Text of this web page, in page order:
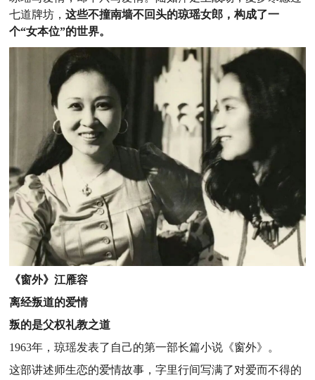
七道牌坊，这些不撞南墙不回头的琼瑶女郎，构成了一
个“女本位”的世界。
《窗外》江雁容
离经叛道的爱情
叛的是父权礼教之道
1963年，琼瑶发表了自己的第一部长篇小说《窗外》。
这部讲述师生恋的爱情故事，字里行间写满了对爱而不得的